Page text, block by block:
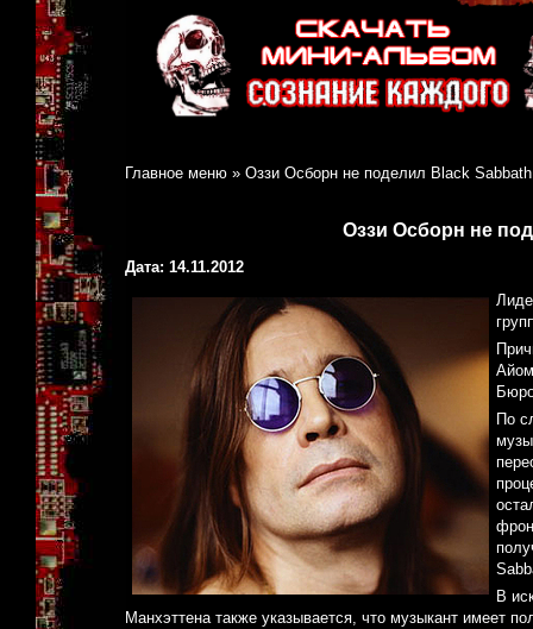
Главное меню » Оззи Осборн не поделил Black Sabbath
Оззи Осборн не
Дата: 14.11.2012
По
В
Манхэттена также указывается, что музыкант имеет